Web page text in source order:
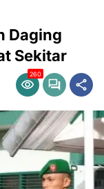
Daging
Sekitar
260